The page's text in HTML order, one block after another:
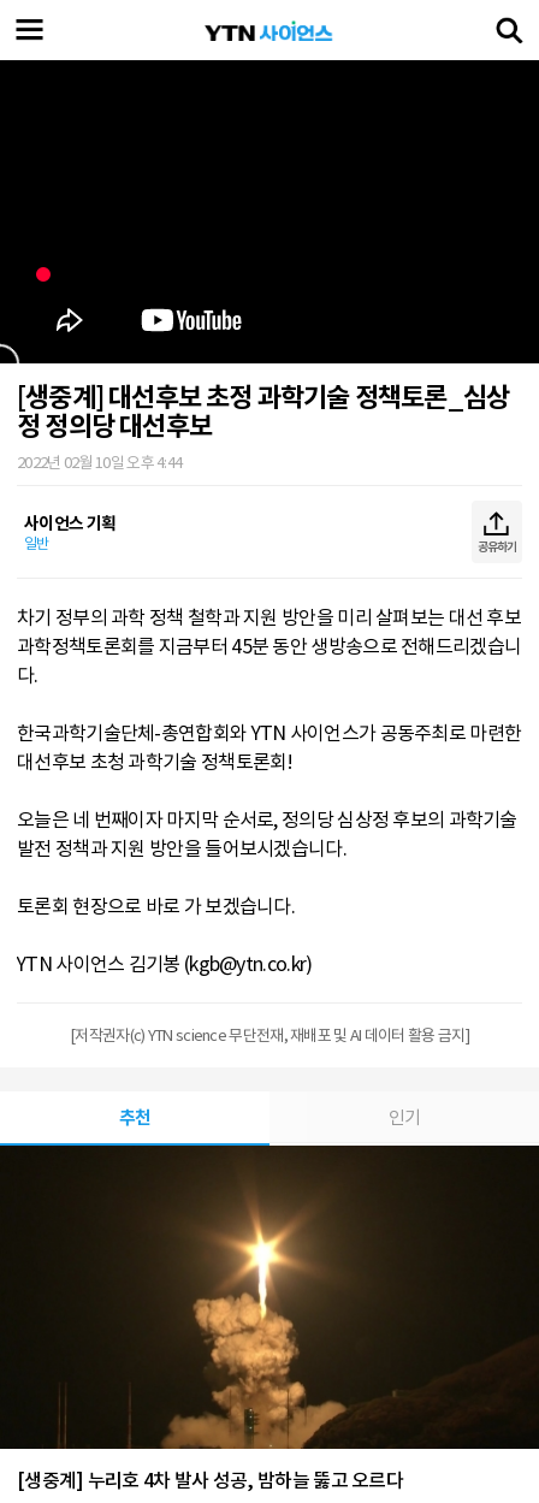
[생중계] 대선후보 초정 과학기술 정책토론_심상
정 정의당 대선후보
2022년 02월 10일 오후 4:44
사이언스 기획
일반 공유하기
차기 정부의 과학 정책 철학과 지원 방안을 미리 살펴보는 대선 후보
과학정책토론회를 지금부터 45분 동안 생방송으로 전해드리겠습니
다.
한국과학기술단체-총연합회와 YTN 사이언스가 공동주최로 마련한
대선후보 초청 과학기술 정책토론회!
오늘은 네 번째이자 마지막 순서로, 정의당 심상정 후보의 과학기술
발전 정책과 지원 방안을 들어보시겠습니다.
토론회 현장으로 바로 가 보겠습니다.
YTN 사이언스 김기봉 (kgb@ytn.co.kr)
[저작권자(c) YTN science 무단전재, 재배포 및 AI 데이터 활용 금지]
추천 인기
[생중계] 누리호 4차 발사 성공, 밤하늘 뚫고 오르다